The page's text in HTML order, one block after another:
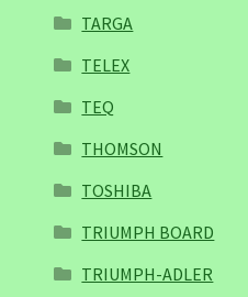
TARGA
TELEX
TEQ
THOMSON
TOSHIBA
TRIUMPH BOARD
TRIUMPH-ADLER